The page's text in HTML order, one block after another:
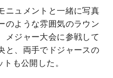
ニュメントと一緒に写真
のような雰囲気のラウン
メジャー大会に参戦して
と、両手でドジャースの
も公開した。